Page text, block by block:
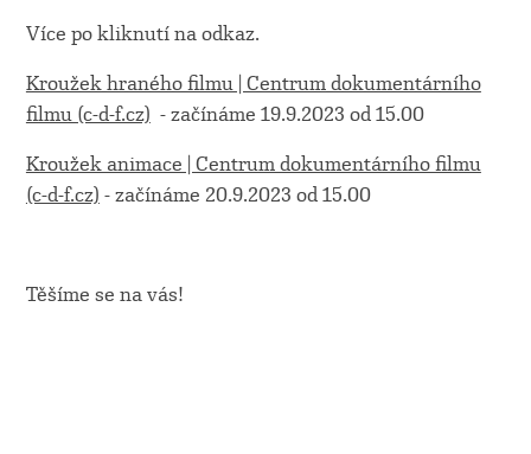
Více po kliknutí na odkaz.
Kroužek hraného filmu | Centrum dokumentárního
filmu (c-d-f.cz) - začínáme 19.9.2023 od 15.00
Kroužek animace | Centrum dokumentárního filmu
(c-d-f.cz) - začínáme 20.9.2023 od 15.00
Těšíme se na vás!